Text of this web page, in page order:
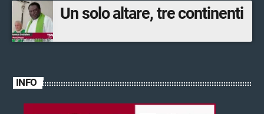
Un solo altare, tre continenti
INFO